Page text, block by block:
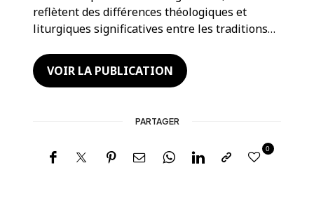
reflètent des différences théologiques et
liturgiques significatives entre les traditions…
VOIR LA PUBLICATION
PARTAGER
0